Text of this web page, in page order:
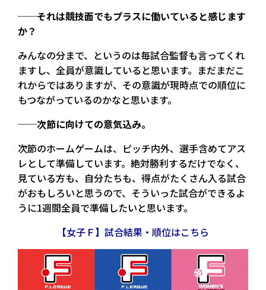
──それは競技面でもプラスに働いていると感じます
か？
みんなの分まで、というのは毎試合監督も言ってくれ
ますし、全員が意識していると思います。まだまだこ
れからではありますが、その意識が現時点での順位に
もつながっているのかなと思います。
──次節に向けての意気込み。
次節のホームゲームは、ピッチ内外、選手含めてアス
レとして準備しています。絶対勝利するだけでなく、
見ている方も、自分たちも、得点がたくさん入る試合
がおもしろいと思うので、そういった試合ができるよ
うに1週間全員で準備したいと思います。
【女子Ｆ】試合結果・順位はこちら